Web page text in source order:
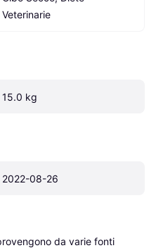
Veterinarie
15.0 kg
2022-08-26
da varie fonti